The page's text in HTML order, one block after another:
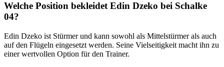
Welche Position bekleidet Edin Dzeko bei Schalke
04?
Edin Dzeko ist Stürmer und kann sowohl als Mittelstürmer als auch
auf den Flügeln eingesetzt werden. Seine Vielseitigkeit macht ihn zu
einer wertvollen Option für den Trainer.